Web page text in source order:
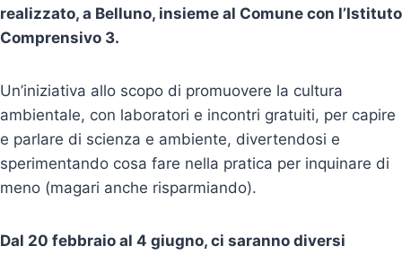
realizzato, a Belluno, insieme al Comune con l’Istituto
Comprensivo 3.
Un’iniziativa allo scopo di promuovere la cultura
ambientale, con laboratori e incontri gratuiti, per capire
e parlare di scienza e ambiente, divertendosi e
sperimentando cosa fare nella pratica per inquinare di
meno (magari anche risparmiando).
Dal 20 febbraio al 4 giugno, ci saranno diversi